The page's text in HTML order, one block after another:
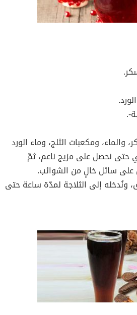
.
والماء، ومكعبات الثلج، وماء الورد
حتى نحصل على مزيج ناعم، ثمّ
سائل خالٍ من الشوائب.
ونُدخله إلى الثلاجة لمدّة ساعة حتى